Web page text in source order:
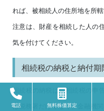
れば、被相続人の住所地を所轄
注意は、財産を相続した人の
気を付けてください。
相続税の納税と納付期
相続税の納税は、相続税の申
は税務署だけでなく、金融機
電話 無料株価算定